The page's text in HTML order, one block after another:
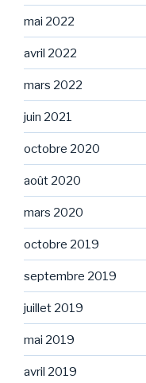
mai 2022
avril 2022
mars 2022
juin 2021
octobre 2020
août 2020
mars 2020
octobre 2019
septembre 2019
juillet 2019
mai 2019
avril 2019